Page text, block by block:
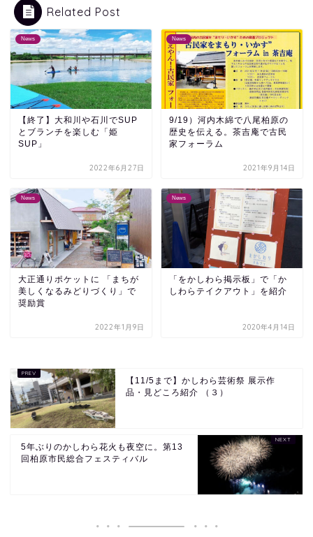
Related Post
News
【終了】大和川や石川でSUP
とブランチを楽しむ「姫
SUP」
2022年6月27日
News
9/19）河内木綿で八尾柏原の
歴史を伝える。茶吉庵で古民
家フォーラム
2021年9月14日
News
大正通りポケットに 「まちが
美しくなるみどりづくり」で
奨励賞
2022年1月9日
News
「をかしわら掲示板」で「か
しわらテイクアウト」を紹介
2020年4月14日
【11/5まで】かしわら芸術祭 展示作
品・見どころ紹介 （３）
5年ぶりのかしわら花火も夜空に。第13
回柏原市民総合フェスティバル